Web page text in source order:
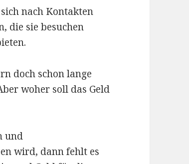
nach Kontakten
die sie besuchen
doch schon lange
woher soll das Geld
und
wird, dann fehlt es